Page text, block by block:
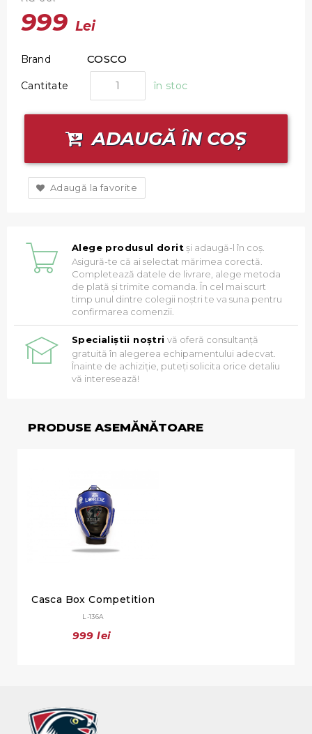
999 Lei
Brand COSCO
Cantitate în stoc
ADAUGĂ ÎN COȘ
Adaugă la favorite
Alege produsul doritși adaugă-l în coș.
Asigură-te că ai selectat mărimea corectă.
Completează datele de livrare, alege metoda
de plată și trimite comanda. În cel mai scurt
timp unul dintre colegii noștri te va suna pentru
confirmarea comenzii.
Specialiștii noștri vă oferă consultanță
gratuită în alegerea echipamentului adecvat.
Înainte de achiziție, puteți solicita orice detaliu
vă interesează!
PRODUSE ASEMĂNĂTOARE
Casca Box Competition
L-136A
999 lei